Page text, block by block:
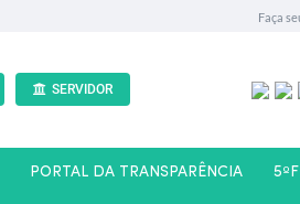
Faça
SERVIDOR
PORTAL DA TRANSPARÊNCIA